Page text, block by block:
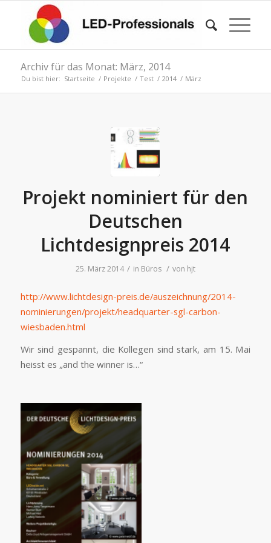
Archiv für das Monat: März, 2014
Du bist hier: Startseite / Projekte / Test / 2014 / März
Projekt nominiert für den
Deutschen
Lichtdesignpreis 2014
25. März 2014 / in Büros / von hjt
http://www.lichtdesign-preis.de/auszeichnung/2014-
nominierungen/projekt/headquarter-sgl-carbon-
wiesbaden.html
Wir sind gespannt, die Kollegen sind stark, am 15. Mai
heisst es „and the winner is…“